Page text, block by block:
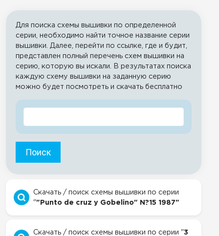
Для поиска схемы вышивки по определенной
серии, необходимо найти точное название серии
вышивки. Далее, перейти по ссылке, где и будит,
представлен полный перечень схем вышивки на
серию, которую вы искали. В результатах поиска
каждую схему вышивки на заданную серию
можно будет посмотреть и скачать бесплатно
Поиск
Скачать / поиск схемы вышивки по серии
""Punto de cruz y Gobelino" N?15 1987"
Скачать / поиск схемы вышивки по серии "3